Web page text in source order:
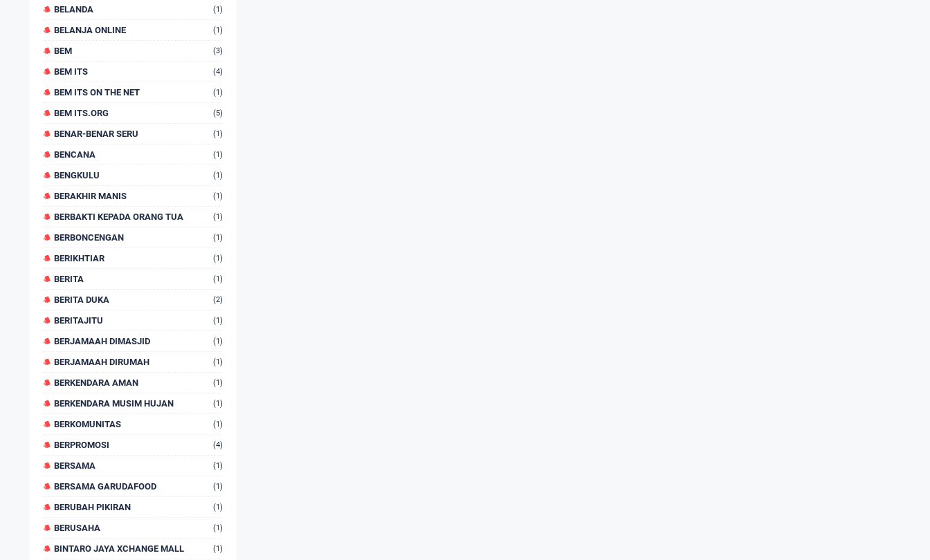
BELANDA (1)
BELANJA ONLINE (1)
BEM (3)
BEM ITS (4)
BEM ITS ON THE NET (1)
BEM ITS.ORG (5)
BENAR-BENAR SERU (1)
BENCANA (1)
BENGKULU (1)
BERAKHIR MANIS (1)
BERBAKTI KEPADA ORANG TUA (1)
BERBONCENGAN (1)
BERIKHTIAR (1)
BERITA (1)
BERITA DUKA (2)
BERITAJITU (1)
BERJAMAAH DIMASJID (1)
BERJAMAAH DIRUMAH (1)
BERKENDARA AMAN (1)
BERKENDARA MUSIM HUJAN (1)
BERKOMUNITAS (1)
BERPROMOSI (4)
BERSAMA (1)
BERSAMA GARUDAFOOD (1)
BERUBAH PIKIRAN (1)
BERUSAHA (1)
BINTARO JAYA XCHANGE MALL (1)